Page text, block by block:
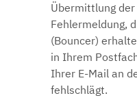
Übermittlung der
Fehlermeldung,
(Bouncer)
in Ihrem
Ihrer E-Mail an
fehlschlägt.